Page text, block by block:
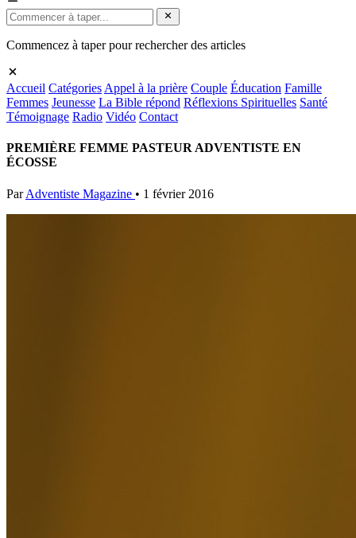
Commencez à taper pour rechercher des articles
Accueil Catégories Appel à la prière Couple Éducation Famille
Femmes Jeunesse La Bible répond Réflexions Spirituelles Santé
Témoignage Radio Vidéo Contact
PREMIÈRE FEMME PASTEUR ADVENTISTE EN
ÉCOSSE
Par Adventiste Magazine • 1 février 2016